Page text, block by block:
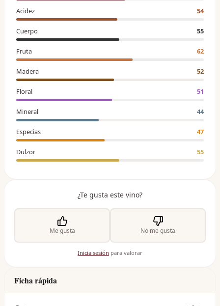
Acidez 54
Cuerpo 55
Fruta 62
Madera 52
Floral 51
Mineral 44
Especias 47
Dulzor 55
¿Te gusta este vino?
Me gusta No me gusta
Inicia sesión para valorar
Ficha rápida